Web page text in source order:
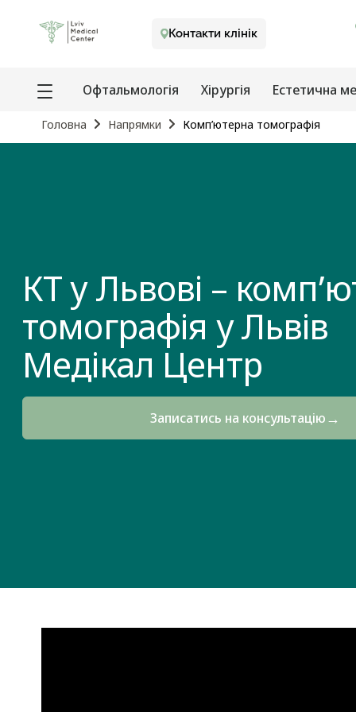
Контакти клінік
Офтальмологія Хірургія Естетична
Головна Напрямки Комп’ютерна томографія
КТ у Львові –
томографія у Львів
Медікал Центр
Записатись на консультацію→